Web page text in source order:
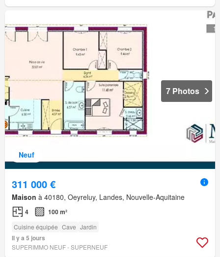
Neuf
7 Photos
311 000 €
Maison à 40180, Oeyreluy, Landes, Nouvelle-Aquitaine
4 100 m²
Cuisine équipée Cave Jardin
Il y a 5 jours
SUPERIMMO NEUF - SUPERNEUF